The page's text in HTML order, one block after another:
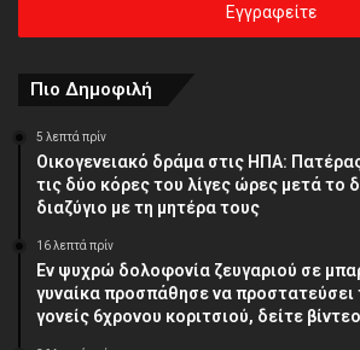
διεύθυνση
Πιο Δημοφιλή
5 λεπτά πρίν
Οικογενειακό δράμα στις ΗΠΑ:
τις δύο κόρες του λίγες ώρες μετά το
διαζύγιο με τη μητέρα τους
16 λεπτά πρίν
Εν ψυχρώ δολοφονία ζευγαριού σε
γυναίκα προσπάθησε να προστατεύσει
γονείς 6χρονου κοριτσιού, δείτε βίντεο